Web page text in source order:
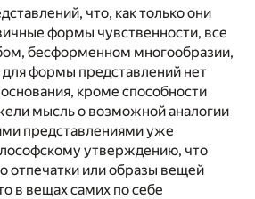
что, как только они
формы чувственности, все
бесформенном многообразии,
для формы представлений нет
кроме способности
мысль о возможной аналогии
представлениями уже
утверждению, что
отпечатки или образы вещей
в вещах самих по себе